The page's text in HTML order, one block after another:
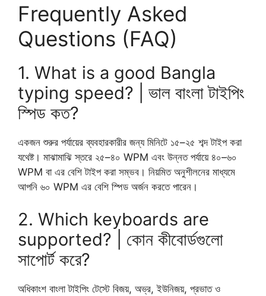
Frequently Asked
Questions (FAQ)
1. What is a good Bangla
typing speed? | ভাল বাংলা টাইপিং
স্পিড কত?
একজন শুরুর পর্যায়ের ব্যবহারকারীর জন্য মিনিটে ১৫–২৫ শব্দ টাইপ করা
যথেষ্ট। মাঝামাঝি স্তরে ২৫–৪০ WPM এবং উন্নত পর্যায়ে ৪০–৬০
WPM বা এর বেশি টাইপ করা সম্ভব। নিয়মিত অনুশীলনের মাধ্যমে
আপনি ৬০ WPM এর বেশি স্পিড অর্জন করতে পারেন।
2. Which keyboards are
supported? | কোন কীবোর্ডগুলো
সাপোর্ট করে?
অধিকাংশ বাংলা টাইপিং টেস্টে বিজয়, অভ্র, ইউনিজয়, প্রভাত ও